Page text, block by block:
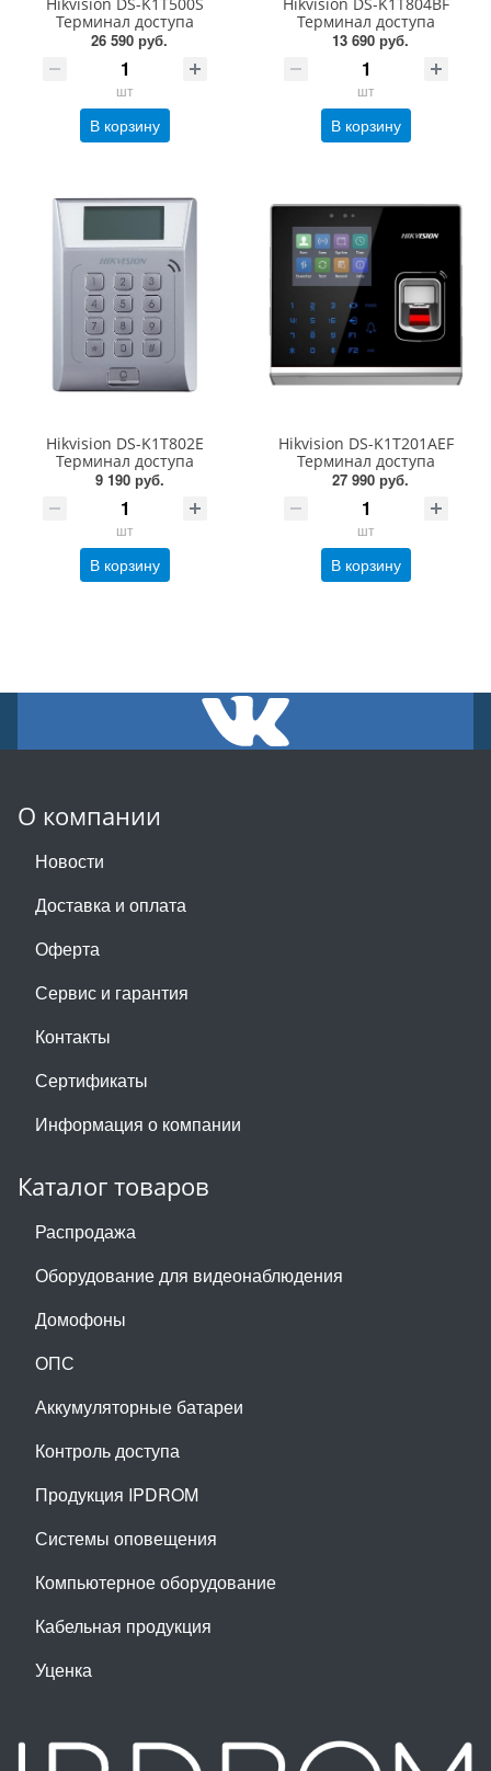
Hikvision DS-K1T500S
Терминал доступа
26 590 руб.
шт
В корзину
Hikvision DS-K1T804BF
Терминал доступа
13 690 руб.
шт
В корзину
Hikvision DS-K1T802E
Терминал доступа
9 190 руб.
шт
В корзину
Hikvision DS-K1T201AEF
Терминал доступа
27 990 руб.
шт
В корзину
О компании
Новости
Доставка и оплата
Оферта
Сервис и гарантия
Контакты
Сертификаты
Информация о компании
Каталог товаров
Распродажа
Оборудование для видеонаблюдения
Домофоны
ОПС
Аккумуляторные батареи
Контроль доступа
Продукция IPDROM
Системы оповещения
Компьютерное оборудование
Кабельная продукция
Уценка